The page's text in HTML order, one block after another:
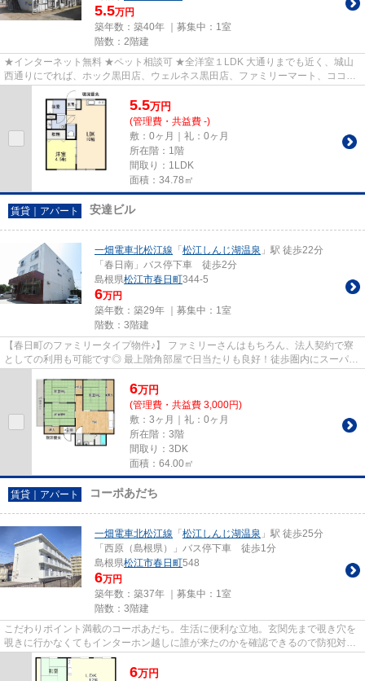
5.5万円
築年数：築40年 ｜募集中： 1室
階数：2階建
★インターネット無料 ★ペット相談可 ★全洋室１LDK 大通りまでも近く、城山
西通りにでれば、ホック黒田店、ウェルネス黒田店、ファミリーマート、ココ壱
番屋さんなどがありますよ。 テ...
5.5万円
(管理費・共益費 -)
敷：0ヶ月｜礼：0ヶ月
所在階：1階
間取り：1LDK
面積：34.78㎡
賃貸｜アパート 安達ビル
一畑電車北松江線 「 松江しんじ湖温泉 」駅 徒歩22分
「春日南」バス停下車 徒歩2分
島根県松江市春日町344-5
6万円
築年数：築29年 ｜募集中： 1室
階数：3階建
【春日町のファミリータイプ物件♪】 ファミリーさんはもちろん、法人契約で寮
としての利用も可能です◎ 最上階角部屋で日当たりも良好！徒歩圏内にスーパ
6万円
(管理費・共益費 3,000円)
敷：3ヶ月｜礼：0ヶ月
所在階：3階
間取り：3DK
面積：64.00㎡
賃貸｜アパート コーポあだち
一畑電車北松江線 「 松江しんじ湖温泉 」駅 徒歩25分
「西原（島根県）」バス停下車 徒歩1分
島根県松江市春日町548
6万円
築年数：築37年 ｜募集中： 1室
階数：3階建
こだわりポイント満載のコーポあだち。生活に便利な立地。玄関先まで覗き穴を
覗きに行かなくてもインターホン越しに誰が来たのかを確認できるので防犯対策
につながります。室内設備は...
6万円